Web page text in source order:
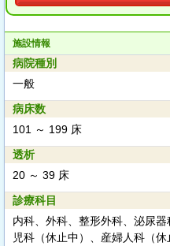
施設情報
病院種別
一般
病床数
101 ～ 199 床
透析
20 ～ 39 床
診療科目
内科、外科、整形外科、泌尿
児科（休止中）、産婦人科（